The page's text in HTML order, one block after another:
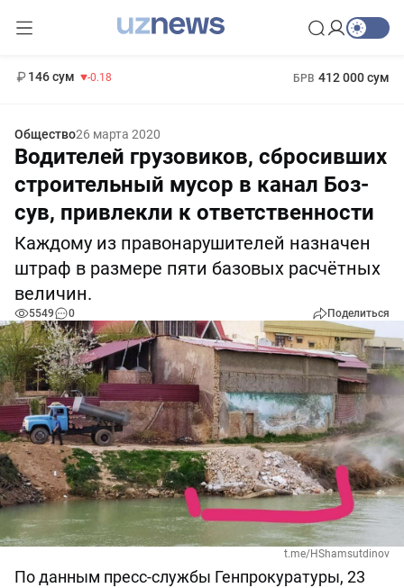
146 сум -0.18 БРВ 412 000 сум
Общество26 марта 2020
Водителей грузовиков, сбросивших
строительный мусор в канал Боз-
сув, привлекли к ответственности
Каждому из правонарушителей назначен
штраф в размере пяти базовых расчётных
величин.
5549 0 Поделиться
t.me/HShamsutdinov
По данным пресс-службы Генпрокуратуры, 23